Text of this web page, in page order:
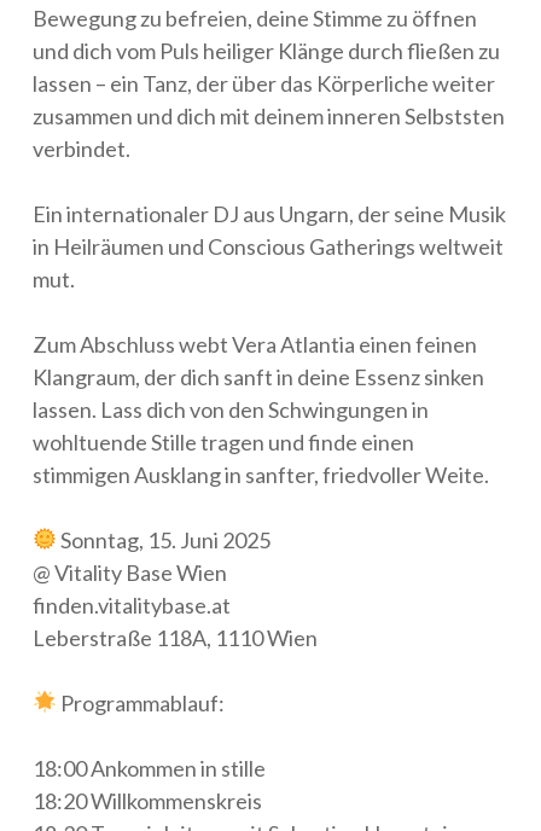
Bewegung zu befreien, deine Stimme zu öffnen
und dich vom Puls heiliger Klänge durch fließen zu
lassen – ein Tanz, der über das Körperliche weiter
zusammen und dich mit deinem inneren Selbststen
verbindet.
Ein internationaler DJ aus Ungarn, der seine Musik
in Heilräumen und Conscious Gatherings weltweit
mut.
Zum Abschluss webt Vera Atlantia einen feinen
Klangraum, der dich sanft in deine Essenz sinken
lassen. Lass dich von den Schwingungen in
wohltuende Stille tragen und finde einen
stimmigen Ausklang in sanfter, friedvoller Weite.
Sonntag, 15. Juni 2025
@ Vitality Base Wien
finden.vitalitybase.at
Leberstraße 118A, 1110 Wien
Programmablauf:
18:00 Ankommen in stille
18:20 Willkommenskreis